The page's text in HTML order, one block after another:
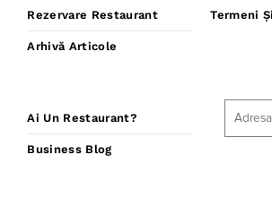
Rezervare Restaurant
Arhivă Articole
Termeni
Ai Un Restaurant?
Business Blog